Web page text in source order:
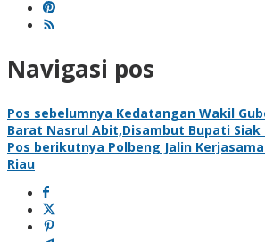
Navigasi pos
Pos sebelumnya Kedatangan Wakil
Barat Nasrul Abit,Disambut Bupati Siak
Pos berikutnya Polbeng Jalin
Riau